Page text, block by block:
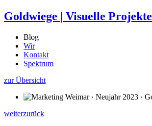
Goldwiege | Visuelle Projekte
Blog
Wir
Kontakt
Spektrum
zur Übersicht
weiterzurück